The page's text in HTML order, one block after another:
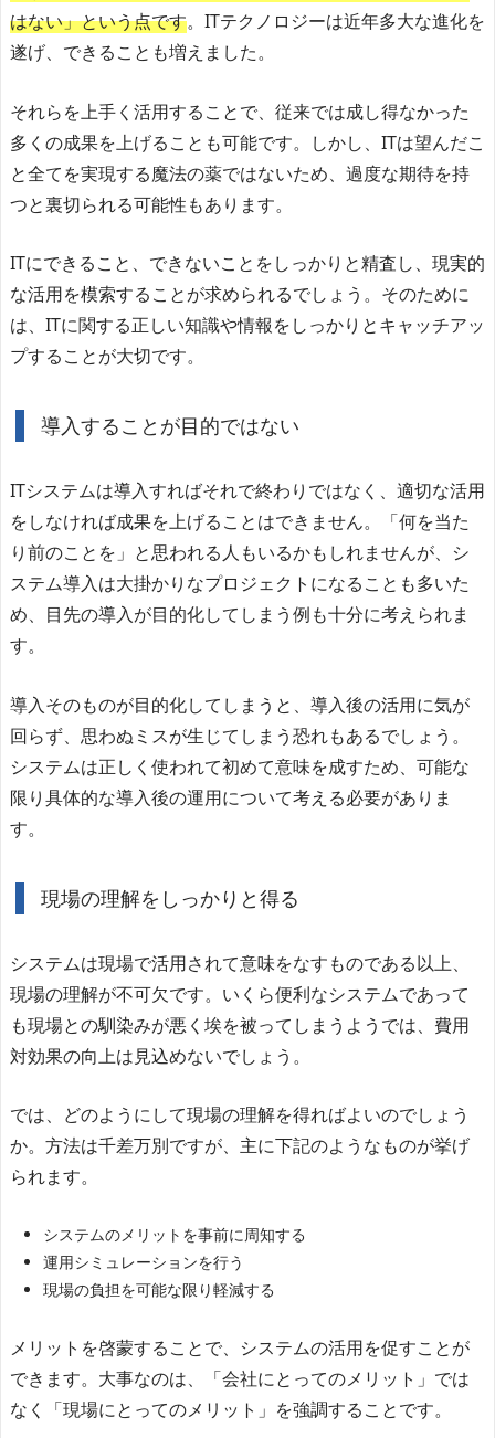
はない」という点です。ITテクノロジーは近年多大な進化を
遂げ、できることも増えました。
それらを上手く活用することで、従来では成し得なかった
多くの成果を上げることも可能です。しかし、ITは望んだこ
と全てを実現する魔法の薬ではないため、過度な期待を持
つと裏切られる可能性もあります。
ITにできること、できないことをしっかりと精査し、現実的
な活用を模索することが求められるでしょう。そのために
は、ITに関する正しい知識や情報をしっかりとキャッチアッ
プすることが大切です。
導入することが目的ではない
ITシステムは導入すればそれで終わりではなく、適切な活用
をしなければ成果を上げることはできません。「何を当た
り前のことを」と思われる人もいるかもしれませんが、シ
ステム導入は大掛かりなプロジェクトになることも多いた
め、目先の導入が目的化してしまう例も十分に考えられま
す。
導入そのものが目的化してしまうと、導入後の活用に気が
回らず、思わぬミスが生じてしまう恐れもあるでしょう。
システムは正しく使われて初めて意味を成すため、可能な
限り具体的な導入後の運用について考える必要がありま
す。
現場の理解をしっかりと得る
システムは現場で活用されて意味をなすものである以上、
現場の理解が不可欠です。いくら便利なシステムであって
も現場との馴染みが悪く埃を被ってしまうようでは、費用
対効果の向上は見込めないでしょう。
では、どのようにして現場の理解を得ればよいのでしょう
か。方法は千差万別ですが、主に下記のようなものが挙げ
られます。
システムのメリットを事前に周知する
運用シミュレーションを行う
現場の負担を可能な限り軽減する
メリットを啓蒙することで、システムの活用を促すことが
できます。大事なのは、「会社にとってのメリット」では
なく「現場にとってのメリット」を強調することです。